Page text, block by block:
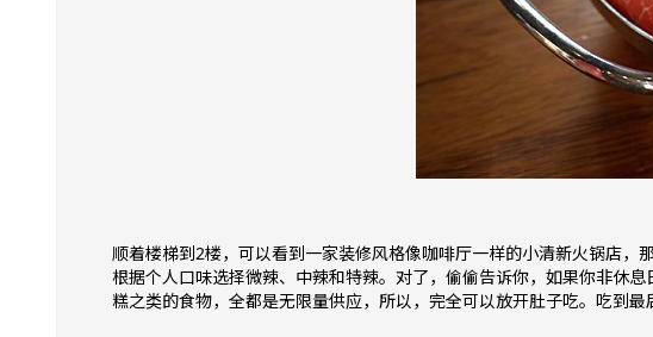
顺着楼梯到2楼，可以看到一家装修风格像咖啡厅一样的小清新火锅店
根据个人口味选择微辣、中辣和特辣。对了，偷偷告诉你，如果你非休
糕之类的食物，全都是无限量供应，所以，完全可以放开肚子吃。吃到